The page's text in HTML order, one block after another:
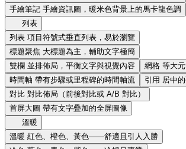
手繪筆記 手繪資訊圖，暖米色背景上的馬卡龍色調
列表
列表 項目符號式垂直列表，易於瀏覽
標題聚焦 大標題為主，輔助文字極簡
雙欄 並排佈局，平衡文字與視覺內容 網格 等大
時間軸 帶有步驟或里程碑的時間軸流 引用 居中
對比 對比佈局（前後對比或 A/B 對比）
首屏大圖 帶有文字疊加的全屏圖像
溫暖
溫暖 紅色、橙色、黃色——舒適且引人入勝